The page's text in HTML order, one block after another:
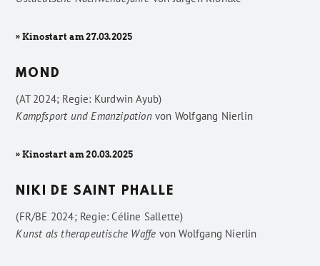
» Kinostart am 27.03.2025
MOND
(AT 2024; Regie: Kurdwin Ayub)
Kampfsport und Emanzipationvon Wolfgang Nierlin
» Kinostart am 20.03.2025
NIKI DE SAINT PHALLE
(FR/BE 2024; Regie: Céline Sallette)
Kunst als therapeutische Waffe vonWolfgang Nierlin